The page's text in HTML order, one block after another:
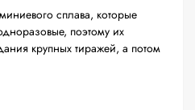
сплава, которые
поэтому их
крупных тиражей, а потом